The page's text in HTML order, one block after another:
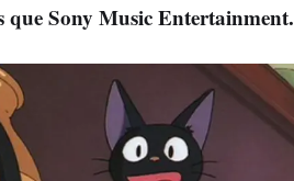
que Sony Music Entertainment.